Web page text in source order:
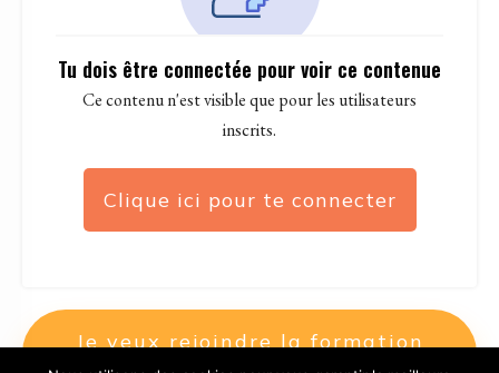
Tu dois être connectée pour voir ce contenue
Ce contenu n'est visible que pour les utilisateurs
inscrits.
Clique ici pour te connecter
Je veux rejoindre la formation
SIS2OFFSHORE